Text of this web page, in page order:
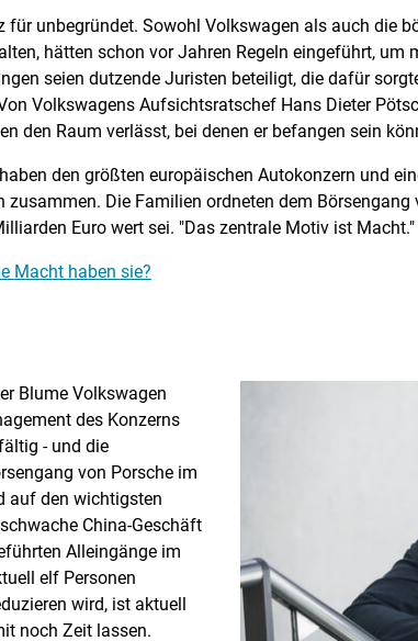
für unbegründet. Sowohl Volkswagen als auch die
hätten schon vor Jahren Regeln eingeführt, um
seien dutzende Juristen beteiligt, die dafür
Volkswagens Aufsichtsratschef Hans Dieter
den Raum verlässt, bei denen er befangen sein
den größten europäischen Autokonzern und
Die Familien ordneten dem Börsengang
Euro wert sei. "Das zentrale Motiv ist Macht."
Macht haben sie?
Blume Volkswagen
des Konzerns
- und die
von Porsche im
auf den wichtigsten
China-Geschäft
Alleingänge im
elf Personen
wird, ist aktuell
noch Zeit lassen.